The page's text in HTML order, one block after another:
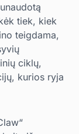
tiek, kiek
teigdama,
ciklų,
kurios ryja